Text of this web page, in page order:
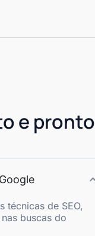
e pronto
técnicas de SEO,
buscas do